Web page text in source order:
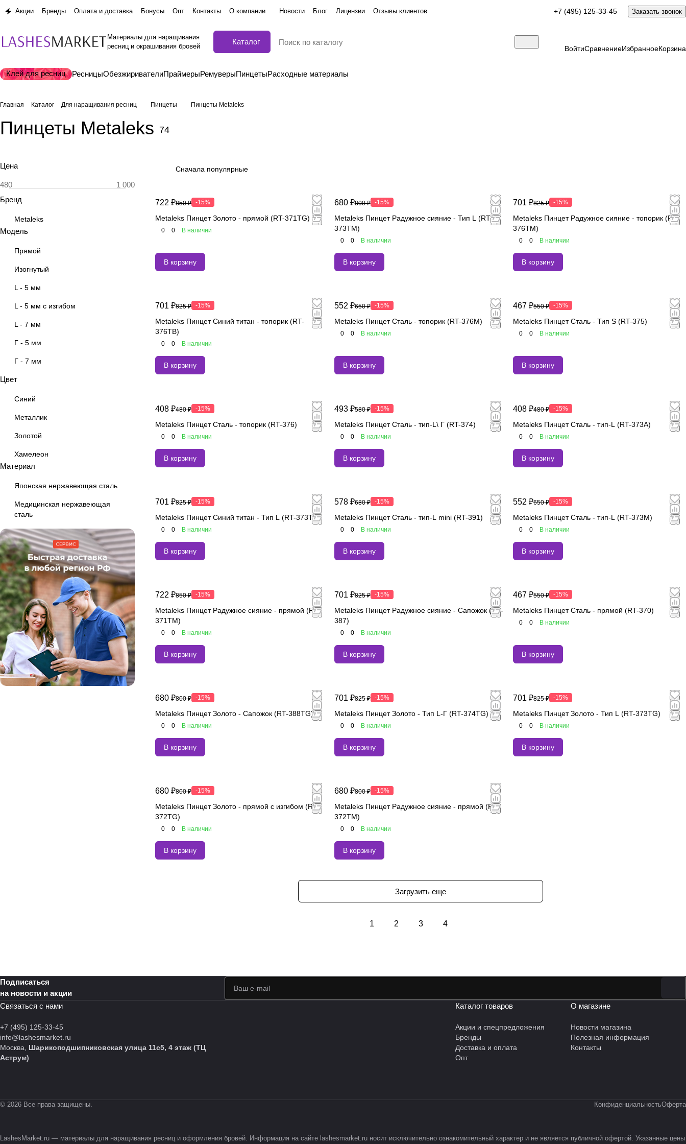
Акции Бренды Оплата и доставка Бонусы Опт Контакты О компании Новости Блог Лицензии Отзывы клиентов +7 (495) 125-33-45 Заказать звонок
Материалы для наращивания
ресниц и окрашивания бровей
Каталог
ВойтиСравнениеИзбранноеКорзина
Клей для ресниц РесницыОбезжиривателиПраймерыРемуверыПинцетыРасходные материалы
Главная Каталог Для наращивания ресниц Пинцеты Пинцеты Metaleks
Пинцеты Metaleks 74
Сначала популярные
722 ₽850 ₽ -15%
Metaleks Пинцет Золото - прямой (RT-371TG)
0 0 В наличии
В корзину
680 ₽800 ₽ -15%
Metaleks Пинцет Радужное сияние - Тип L (RT-
373ТM)
0 0 В наличии
В корзину
701 ₽825 ₽ -15%
Metaleks Пинцет Радужное сияние - топорик (RT-
376TM)
0 0 В наличии
В корзину
701 ₽825 ₽ -15%
Metaleks Пинцет Синий титан - топорик (RT-
376TB)
0 0 В наличии
В корзину
552 ₽650 ₽ -15%
Metaleks Пинцет Сталь - топорик (RT-376M)
0 0 В наличии
В корзину
467 ₽550 ₽ -15%
Metaleks Пинцет Сталь - Тип S (RT-375)
0 0 В наличии
В корзину
408 ₽480 ₽ -15%
Metaleks Пинцет Сталь - топорик (RT-376)
0 0 В наличии
В корзину
493 ₽580 ₽ -15%
Metaleks Пинцет Сталь - тип-L\ Г (RT-374)
0 0 В наличии
В корзину
408 ₽480 ₽ -15%
Metaleks Пинцет Сталь - тип-L (RT-373A)
0 0 В наличии
В корзину
701 ₽825 ₽ -15%
Metaleks Пинцет Синий титан - Тип L (RT-373TB)
0 0 В наличии
В корзину
578 ₽680 ₽ -15%
Metaleks Пинцет Сталь - тип-L mini (RT-391)
0 0 В наличии
В корзину
552 ₽650 ₽ -15%
Metaleks Пинцет Сталь - тип-L (RT-373M)
0 0 В наличии
В корзину
722 ₽850 ₽ -15%
Metaleks Пинцет Радужное сияние - прямой (RT-
371TM)
0 0 В наличии
В корзину
701 ₽825 ₽ -15%
Metaleks Пинцет Радужное сияние - Сапожок (RT-
387)
0 0 В наличии
В корзину
467 ₽550 ₽ -15%
Metaleks Пинцет Сталь - прямой (RT-370)
0 0 В наличии
В корзину
680 ₽800 ₽ -15%
Metaleks Пинцет Золото - Сапожок (RT-388TG)
0 0 В наличии
В корзину
701 ₽825 ₽ -15%
Metaleks Пинцет Золото - Тип L-Г (RT-374TG)
0 0 В наличии
В корзину
701 ₽825 ₽ -15%
Metaleks Пинцет Золото - Тип L (RT-373TG)
0 0 В наличии
В корзину
680 ₽800 ₽ -15%
Metaleks Пинцет Золото - прямой с изгибом (RT-
372TG)
0 0 В наличии
В корзину
680 ₽800 ₽ -15%
Metaleks Пинцет Радужное сияние - прямой (RT-
372TM)
0 0 В наличии
В корзину
Загрузить еще
1 2 3 4
Цена
Бренд
Metaleks
Модель
Прямой
Изогнутый
L - 5 мм
L - 5 мм с изгибом
L - 7 мм
Г - 5 мм
Г - 7 мм
Круглый сапожок
Прямой с изгибом
L (Топорик)
Цвет
Синий
Металлик
Золотой
Хамелеон
Материал
Японская нержавеющая сталь
Медицинская нержавеющая
сталь
Подписаться
на новости и акции
Связаться с нами
+7 (495) 125-33-45
info@lashesmarket.ru
Москва, Шарикоподшипниковская улица 11с5, 4 этаж (ТЦ
Аструм)
Каталог товаров
Акции и спецпредложения
Бренды
Доставка и оплата
Опт
О магазине
Новости магазина
Полезная информация
Контакты
© 2026 Все права защищены. КонфиденциальностьОферта
LashesMarket.ru — материалы для наращивания ресниц и оформления бровей. Информация на сайте lashesmarket.ru носит исключительно ознакомительный характер и не является публичной офертой. Указанные цены